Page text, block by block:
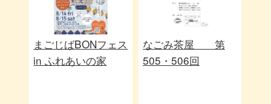
まごじばBONフェス
in ふれあいの家
なごみ茶屋 第
505・506回